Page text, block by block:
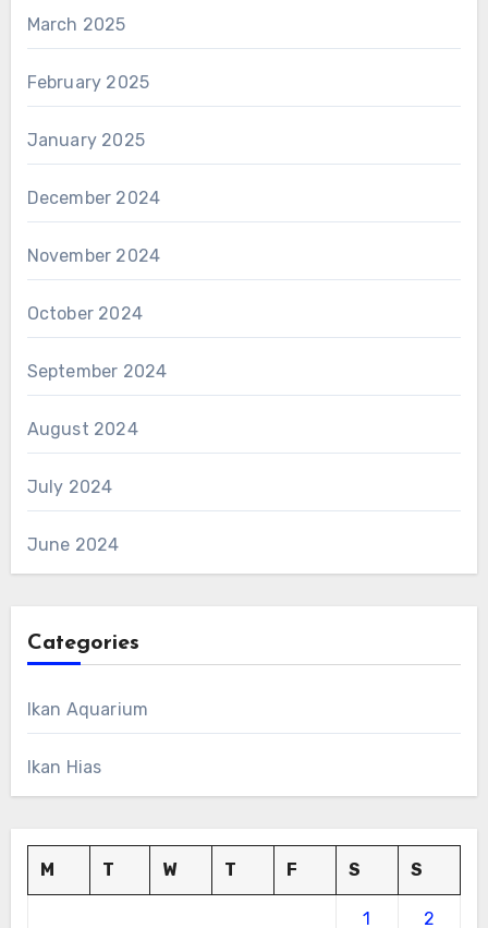
March 2025
February 2025
January 2025
December 2024
November 2024
October 2024
September 2024
August 2024
July 2024
June 2024
Categories
Ikan Aquarium
Ikan Hias
M T W T F S S
1 2